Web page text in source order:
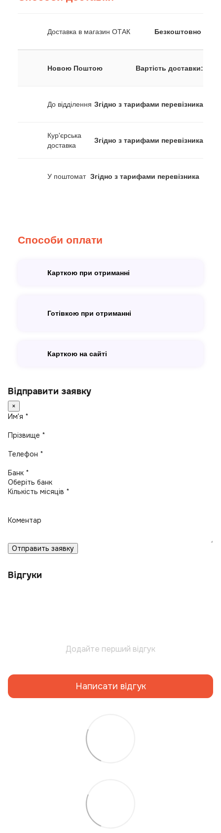
Доставка в магазин ОТАК Безкоштовно
Новою Поштою Вартість доставки:
До відділення Згідно з тарифами перевізника
Кур'єрська
доставка
Згідно з тарифами перевізника
У поштомат Згідно з тарифами перевізника
Способи оплати
Карткою при отриманні
Готівкою при отриманні
Карткою на сайті
Відправити заявку
×
Имʼя *
Прізвище *
Телефон *
Банк *
Кількість місяців *
Коментар
Отправить заявку
Відгуки
Додайте перший відгук
Написати відгук